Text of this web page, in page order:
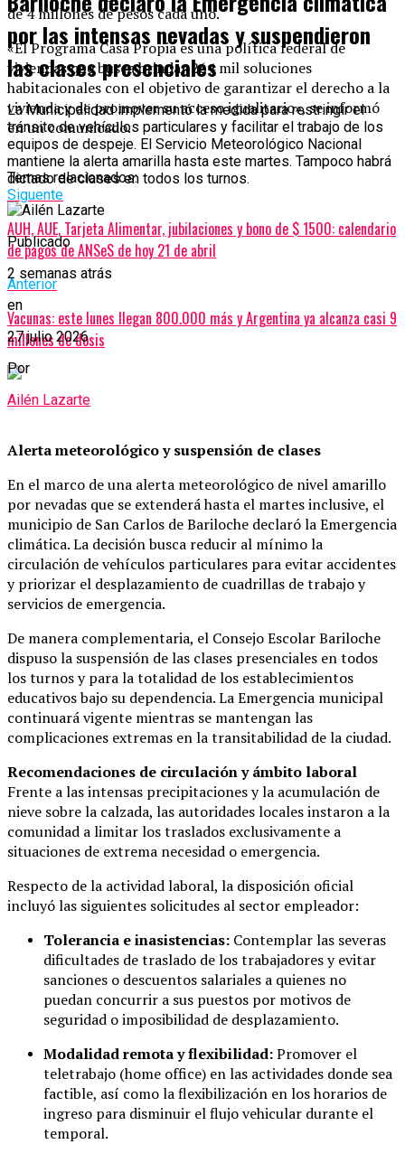
de 4 millones de pesos cada uno.
«El Programa Casa Propia es una política federal de
viviendas que busca brindar 264 mil soluciones
habitacionales con el objetivo de garantizar el derecho a la
vivienda y de promover su acceso igualitario», se informó
en un comunicado.
Temas relacionados:
Siguente
AUH, AUE, Tarjeta Alimentar, jubilaciones y bono de $ 1500: calendario
de pagos de ANSeS de hoy 21 de abril
Anterior
Vacunas: este lunes llegan 800.000 más y Argentina ya alcanza casi 9
millones de dosis
por las intensas nevadas y suspendieron
las clases presenciales
La Municipalidad implementó la medida para restringir el
tránsito de vehículos particulares y facilitar el trabajo de los
equipos de despeje. El Servicio Meteorológico Nacional
mantiene la alerta amarilla hasta este martes. Tampoco habrá
dictado de clases en todos los turnos.
Publicado
2 semanas atrás
en
27 julio 2026
Por
Ailén Lazarte
Alerta meteorológico y suspensión de clases
En el marco de una alerta meteorológico de nivel amarillo
por nevadas que se extenderá hasta el martes inclusive, el
municipio de San Carlos de Bariloche declaró la Emergencia
climática. La decisión busca reducir al mínimo la
circulación de vehículos particulares para evitar accidentes
y priorizar el desplazamiento de cuadrillas de trabajo y
servicios de emergencia.
De manera complementaria, el Consejo Escolar Bariloche
dispuso la suspensión de las clases presenciales en todos
los turnos y para la totalidad de los establecimientos
educativos bajo su dependencia. La Emergencia municipal
continuará vigente mientras se mantengan las
complicaciones extremas en la transitabilidad de la ciudad.
Recomendaciones de circulación y ámbito laboral
Frente a las intensas precipitaciones y la acumulación de
nieve sobre la calzada, las autoridades locales instaron a la
comunidad a limitar los traslados exclusivamente a
situaciones de extrema necesidad o emergencia.
Respecto de la actividad laboral, la disposición oficial
incluyó las siguientes solicitudes al sector empleador:
Tolerancia e inasistencias: Contemplar las severas
dificultades de traslado de los trabajadores y evitar
sanciones o descuentos salariales a quienes no
puedan concurrir a sus puestos por motivos de
seguridad o imposibilidad de desplazamiento.
Modalidad remota y flexibilidad:Promover el
teletrabajo (home office) en las actividades donde sea
factible, así como la flexibilización en los horarios de
ingreso para disminuir el flujo vehicular durante el
temporal.